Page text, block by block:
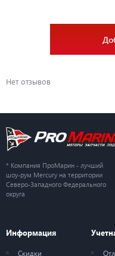
Нет отзывов
* Компания ПроМарин - лучший
шоу-рум Mercury на территории
Северо-Западного Федерального
округа
Информация
Скидки